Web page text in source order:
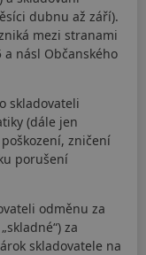
dubnu až září).
mezi stranami
a násl Občanského
skladovateli
(dále jen
zničení
porušení
odměnu za
za
skladovatele na